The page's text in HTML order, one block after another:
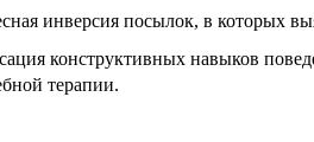
инверсия посылок, в которых
конструктивных навыков
терапии.